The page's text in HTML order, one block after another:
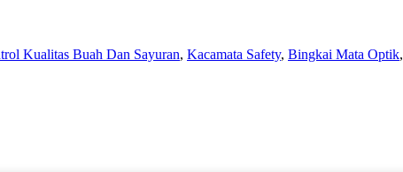
Kualitas Buah Dan Sayuran, Kacamata Safety, Bingkai Mata Optik,